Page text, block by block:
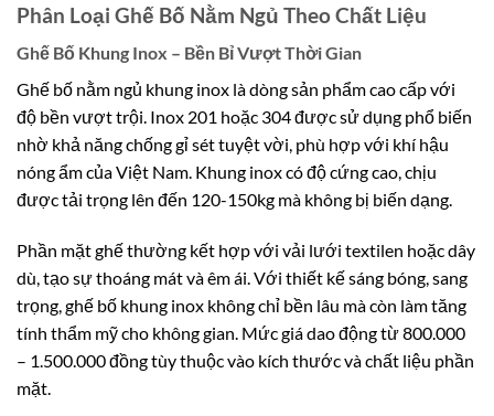
Phân Loại Ghế Bố Nằm Ngủ Theo Chất Liệu
Ghế Bố Khung Inox – Bền Bỉ Vượt Thời Gian
Ghế bố nằm ngủ khung inox là dòng sản phẩm cao cấp với
độ bền vượt trội. Inox 201 hoặc 304 được sử dụng phổ biến
nhờ khả năng chống gỉ sét tuyệt vời, phù hợp với khí hậu
nóng ẩm của Việt Nam. Khung inox có độ cứng cao, chịu
được tải trọng lên đến 120-150kg mà không bị biến dạng.
Phần mặt ghế thường kết hợp với vải lưới textilen hoặc dây
dù, tạo sự thoáng mát và êm ái. Với thiết kế sáng bóng, sang
trọng, ghế bố khung inox không chỉ bền lâu mà còn làm tăng
tính thẩm mỹ cho không gian. Mức giá dao động từ 800.000
– 1.500.000 đồng tùy thuộc vào kích thước và chất liệu phần
mặt.